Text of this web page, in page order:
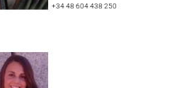
+34 48 604 438 250